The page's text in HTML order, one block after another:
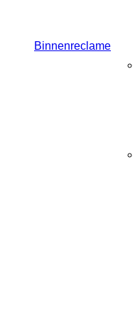
Binnenreclame